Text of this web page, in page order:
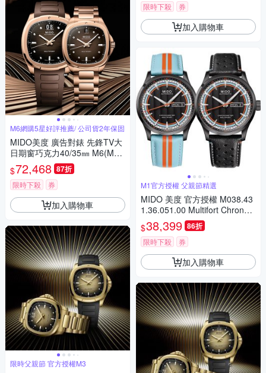
M6網購5星好評推薦/ 公司貨2年保固
MIDO美度 廣告對錶 先鋒TV大
日期窗巧克力40/35㎜ M6(M04
95263729100/M04930733296
00)
$72,468 87折
限時下殺 券
加入購物車
限時父親節 官方授權M3
限時下殺 券
加入購物車
M1官方授權 父親節精選
MIDO 美度 官方授權 M038.43
1.36.051.00 Multifort Chronom
eter 先鋒系列 天文台認證機械
錶 套錶 寵爸時刻 送禮推薦 M0
384313605100
$38,399 86折
限時下殺 券
加入購物車